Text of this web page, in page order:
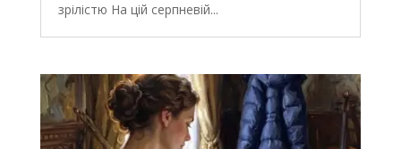
зрілістю На цій серпневій...